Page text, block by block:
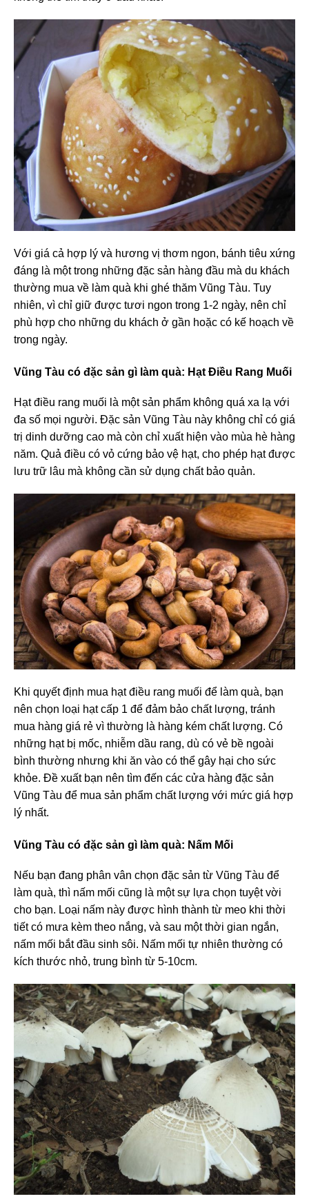
Với giá cả hợp lý và hương vị thơm ngon, bánh tiêu xứng
đáng là một trong những đặc sản hàng đầu mà du khách
thường mua về làm quà khi ghé thăm Vũng Tàu. Tuy
nhiên, vì chỉ giữ được tươi ngon trong 1-2 ngày, nên chỉ
phù hợp cho những du khách ở gần hoặc có kế hoạch về
trong ngày.
Vũng Tàu có đặc sản gì làm quà: Hạt Điều Rang Muối
Hạt điều rang muối là một sản phẩm không quá xa lạ với
đa số mọi người. Đặc sản Vũng Tàu này không chỉ có giá
trị dinh dưỡng cao mà còn chỉ xuất hiện vào mùa hè hàng
năm. Quả điều có vỏ cứng bảo vệ hạt, cho phép hạt được
lưu trữ lâu mà không cần sử dụng chất bảo quản.
Khi quyết định mua hạt điều rang muối để làm quà, bạn
nên chọn loại hạt cấp 1 để đảm bảo chất lượng, tránh
mua hàng giá rẻ vì thường là hàng kém chất lượng. Có
những hạt bị mốc, nhiễm dầu rang, dù có vẻ bề ngoài
bình thường nhưng khi ăn vào có thể gây hại cho sức
khỏe. Đề xuất bạn nên tìm đến các cửa hàng đặc sản
Vũng Tàu để mua sản phẩm chất lượng với mức giá hợp
lý nhất.
Vũng Tàu có đặc sản gì làm quà: Nấm Mối
Nếu bạn đang phân vân chọn đặc sản từ Vũng Tàu để
làm quà, thì nấm mối cũng là một sự lựa chọn tuyệt vời
cho bạn. Loại nấm này được hình thành từ meo khi thời
tiết có mưa kèm theo nắng, và sau một thời gian ngắn,
nấm mối bắt đầu sinh sôi. Nấm mối tự nhiên thường có
kích thước nhỏ, trung bình từ 5-10cm.